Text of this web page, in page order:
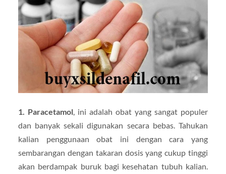
1. Paracetamol, ini adalah obat yang sangat populer
dan banyak sekali digunakan secara bebas. Tahukan
kalian penggunaan obat ini dengan cara yang
sembarangan dengan takaran dosis yang cukup tinggi
akan berdampak buruk bagi kesehatan tubuh kalian.